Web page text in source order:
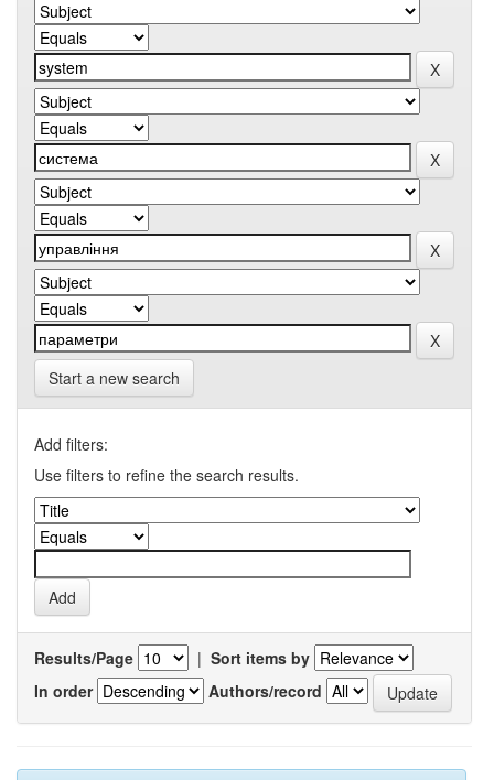
Start a new search
Add filters:
Use filters to refine the search results.
Results/Page | Sort items by
In order
Authors/record